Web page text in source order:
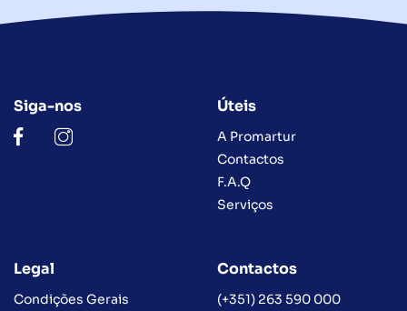
Siga-nos Úteis
A Promartur
Contactos
F.A.Q
Serviços
Legal
Condições Gerais
Contactos
(+351) 263 590 000